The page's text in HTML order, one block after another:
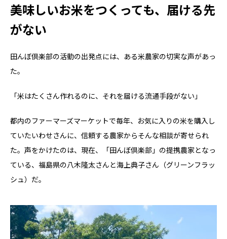
美味しいお米をつくっても、届ける先
がない
田んぼ倶楽部の活動の出発点には、ある米農家の切実な声があっ
た。
「米はたくさん作れるのに、それを届ける流通手段がない」
都内のファーマーズマーケットで毎年、お気に入りの米を購入し
ていたいわせさんに、信頼する農家からそんな相談が寄せられ
た。声をかけたのは、現在、「田んぼ倶楽部」の提携農家となっ
ている、福島県の八木隆太さんと海上典子さん（グリーンフラッ
シュ）だ。